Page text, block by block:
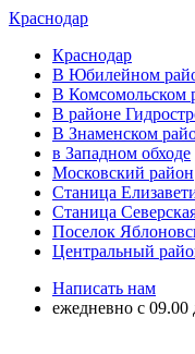
Краснодар
Краснодар
В Юбилейном
В Комсомольском
В районе
В Знаменском
в Западном обходе
Московский район
Станица
Станица
Поселок
Центральный
Написать нам
ежедневно с 09.00